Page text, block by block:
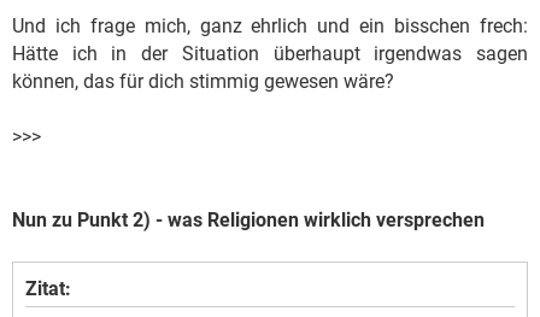
Und ich frage mich, ganz ehrlich und ein bisschen frech:
Hätte ich in der Situation überhaupt irgendwas sagen
können, das für dich stimmig gewesen wäre?
>>>
Nun zu Punkt 2) - was Religionen wirklich versprechen
Zitat: